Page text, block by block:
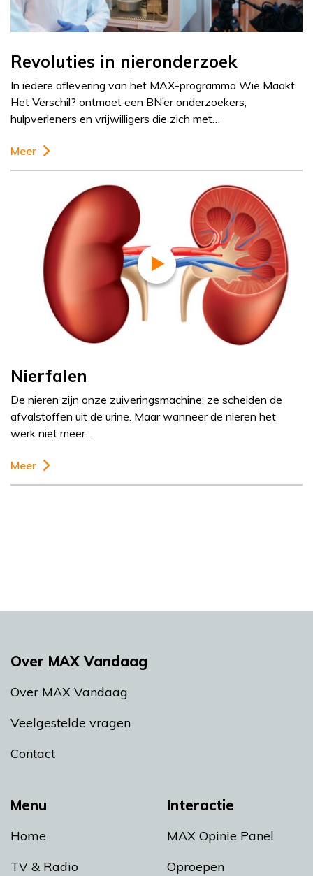
Revoluties in nieronderzoek
In iedere aflevering van het MAX-programma Wie Maakt
Het Verschil? ontmoet een BN’er onderzoekers,
hulpverleners en vrijwilligers die zich met…
Meer
Nierfalen
De nieren zijn onze zuiveringsmachine; ze scheiden de
afvalstoffen uit de urine. Maar wanneer de nieren het
werk niet meer…
Meer
Menu
Home
TV & Radio
Interactie
MAX Opinie Panel
Oproepen
Over MAX Vandaag
Over MAX Vandaag
Veelgestelde vragen
Contact